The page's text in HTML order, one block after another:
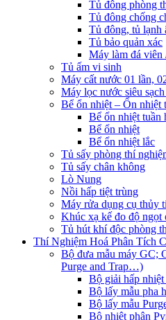
Tủ đông phòng
Tủ đông chống
Tủ đông, tủ lạnh
Tủ bảo quản xác
Máy làm đá viên
Tủ ấm vi sinh
Máy cất nước 01 lần,
Máy lọc nước siêu
Bể ổn nhiệt – Ổn nhiệt
Bể ổn nhiệt tuần
Bể ổn nhiệt
Bể ổn nhiệt lắc
Tủ sấy phòng thí
Tủ sấy chân không
Lò Nung
Nồi hấp tiệt trùng
Máy rửa dụng cụ thủy
Khúc xạ kế đo độ ngọt
Tủ hút khí độc phòng
Thí Nghiệm Hoá Phân Tích
Bộ đưa mẫu máy GC;
Purge and Trap…)
Bộ giải hấp
Bộ lấy mẫu pha
Bộ lấy mẫu
Bộ nhiệt phân